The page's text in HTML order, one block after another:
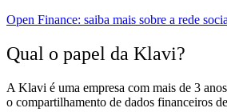
Open Finance: saiba mais sobre a rede
Qual o papel da Klavi?
A Klavi é uma empresa com mais de 3
o compartilhamento de dados financeiros